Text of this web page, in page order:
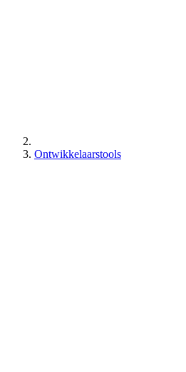
Ontwikkelaarstools